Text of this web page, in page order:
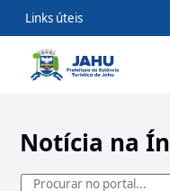
Links úteis
Notícia na